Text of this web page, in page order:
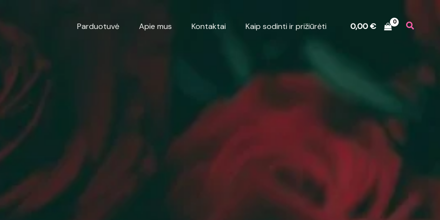
Parduotuvė Apie mus Kontaktai Kaip sodinti ir prižiūrėti 0,00€